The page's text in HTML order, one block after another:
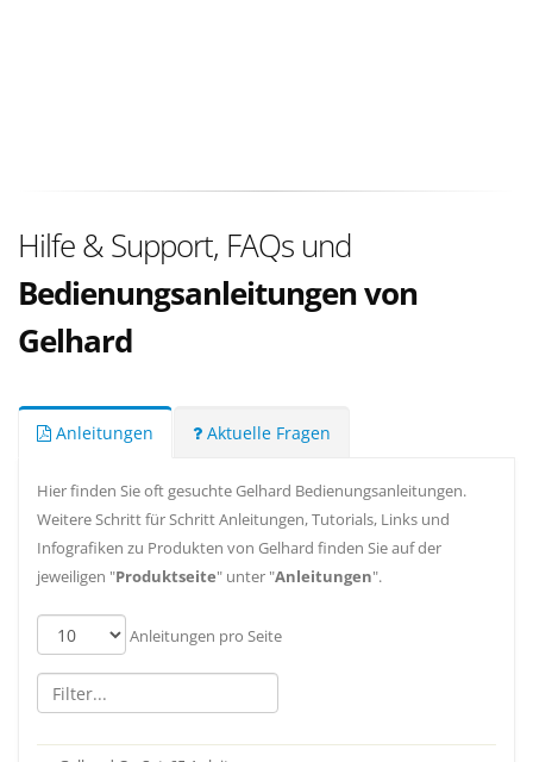
Hilfe & Support, FAQs und
Bedienungsanleitungen von
Gelhard
Anleitungen Aktuelle Fragen
Hier finden Sie oft gesuchte Gelhard Bedienungsanleitungen.
Weitere Schritt für Schritt Anleitungen, Tutorials, Links und
Infografiken zu Produkten von Gelhard finden Sie auf der
jeweiligen "Produktseite" unter "Anleitungen".
Anleitungen pro Seite